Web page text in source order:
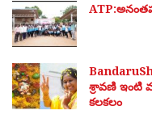
శ్రావణి ఇంటి
కలకలం